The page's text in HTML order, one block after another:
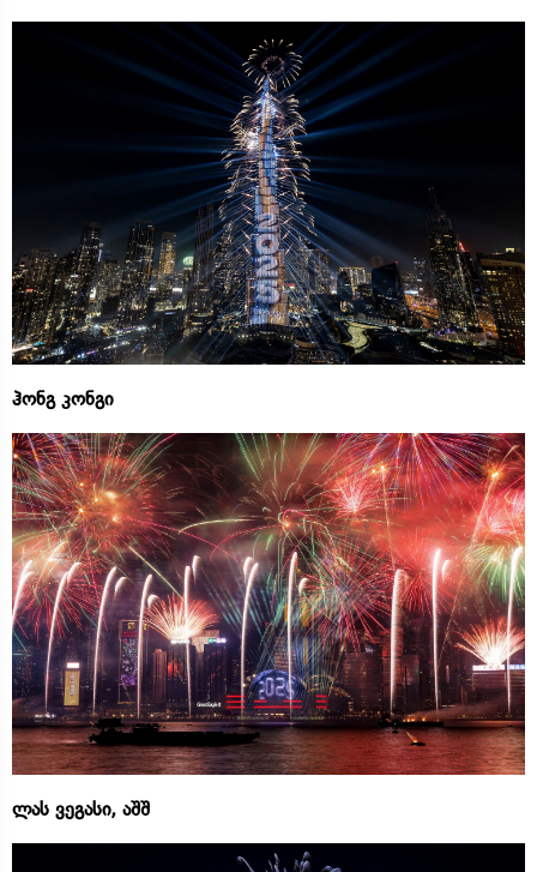
ჰონგ კონგი
ლას ვეგასი, აშშ